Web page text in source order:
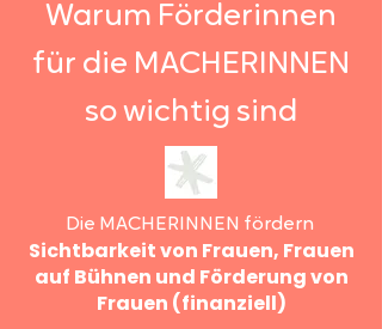
Warum Förderinnen
für die MACHERINNEN
so wichtig sind
Die MACHERINNEN fördern
Sichtbarkeit von Frauen, Frauen
auf Bühnen und Förderung von
Frauen (finanziell)